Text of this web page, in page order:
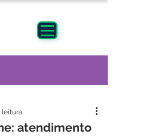
atendimento
leitura